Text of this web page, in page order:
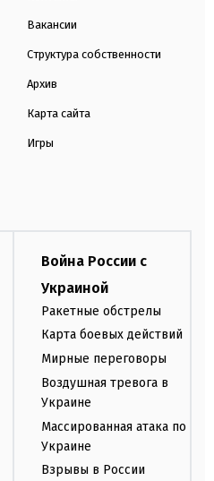
Вакансии
Структура собственности
Архив
Карта сайта
Игры
Война России с
Украиной
Ракетные обстрелы
Карта боевых действий
Мирные переговоры
Воздушная тревога в
Украине
Массированная атака по
Украине
Взрывы в России